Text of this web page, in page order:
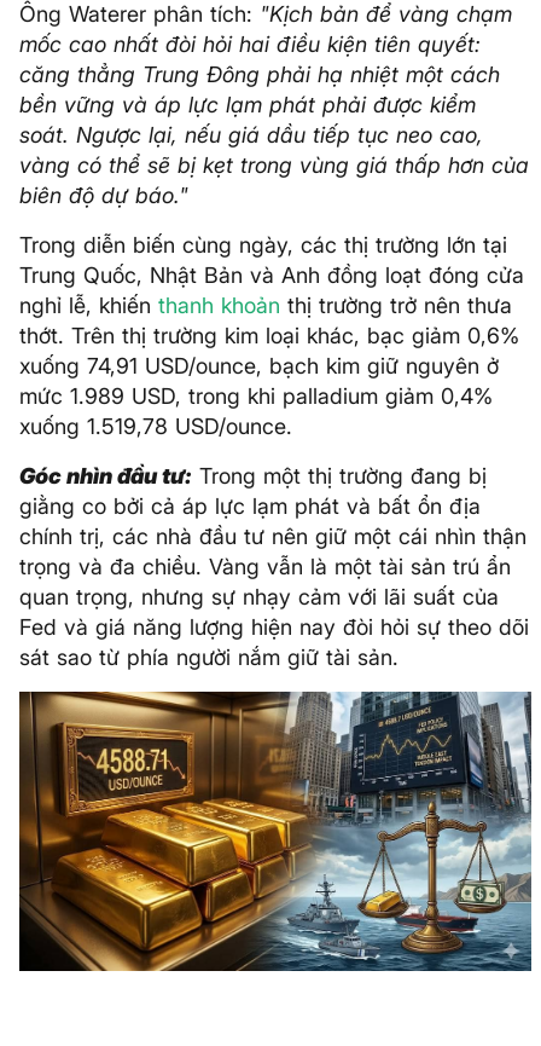
Ông Waterer phân tích: "Kịch bản để vàng chạm
mốc cao nhất đòi hỏi hai điều kiện tiên quyết:
căng thẳng Trung Đông phải hạ nhiệt một cách
bền vững và áp lực lạm phát phải được kiểm
soát. Ngược lại, nếu giá dầu tiếp tục neo cao,
vàng có thể sẽ bị kẹt trong vùng giá thấp hơn của
biên độ dự báo."
Trong diễn biến cùng ngày, các thị trường lớn tại
Trung Quốc, Nhật Bản và Anh đồng loạt đóng cửa
nghỉ lễ, khiến thanh khoản thị trường trở nên thưa
thớt. Trên thị trường kim loại khác, bạc giảm 0,6%
xuống 74,91 USD/ounce, bạch kim giữ nguyên ở
mức 1.989 USD, trong khi palladium giảm 0,4%
xuống 1.519,78 USD/ounce.
Góc nhìn đầu tư: Trong một thị trường đang bị
giằng co bởi cả áp lực lạm phát và bất ổn địa
chính trị, các nhà đầu tư nên giữ một cái nhìn thận
trọng và đa chiều. Vàng vẫn là một tài sản trú ẩn
quan trọng, nhưng sự nhạy cảm với lãi suất của
Fed và giá năng lượng hiện nay đòi hỏi sự theo dõi
sát sao từ phía người nắm giữ tài sản.